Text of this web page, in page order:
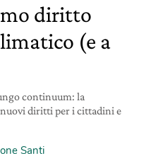
diritto
(e a
continuum: la
nuovi diritti per i cittadini e
Santi